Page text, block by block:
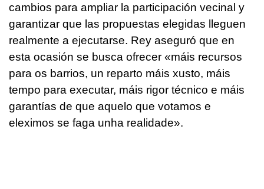
cambios para ampliar la participación vecinal y
garantizar que las propuestas elegidas lleguen
realmente a ejecutarse. Rey aseguró que en
esta ocasión se busca ofrecer «máis recursos
para os barrios, un reparto máis xusto, máis
tempo para executar, máis rigor técnico e máis
garantías de que aquelo que votamos e
eleximos se faga unha realidade».